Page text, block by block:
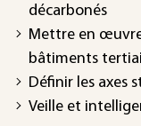
décarbonés
Mettre en
bâtiments
Définir les axes
Veille et